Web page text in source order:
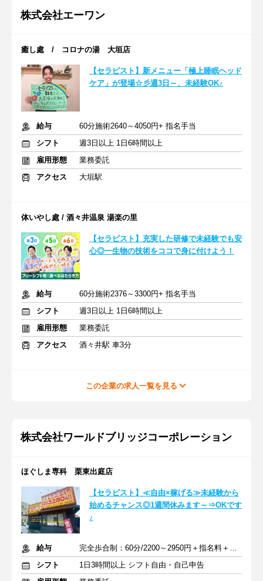
株式会社エーワン
癒し處 / コロナの湯 大垣店
【セラピスト】新メニュー「極上睡眠ヘッド
ケア」が登場☆彡週3日～、未経験OK♪
給与
60分施術2640～4050円+ 指名手当
シフト
週3日以上 1日6時間以上
雇用形態
業務委託
アクセス
大垣駅
体いやし處 / 酒々井温泉 湯楽の里
【セラピスト】充実した研修で未経験でも安
心◎一生物の技術をココで身に付けよう！
給与
60分施術2376～3300円+ 指名手当
シフト
週3日以上 1日6時間以上
雇用形態
業務委託
アクセス
酒々井駅 車3分
この企業の求人一覧を見る
株式会社ワールドブリッジコーポレーション
ほぐしま専科 栗東出庭店
【セラピスト】≪自由×稼げる≫未経験から
始めるチャンス◎1週間休みます～⇒OKです
♪
給与
完全歩合制：60分/2200～2950円＋指名料＋インセンティブ
シフト
1日3時間以上 シフト自由・自己申告